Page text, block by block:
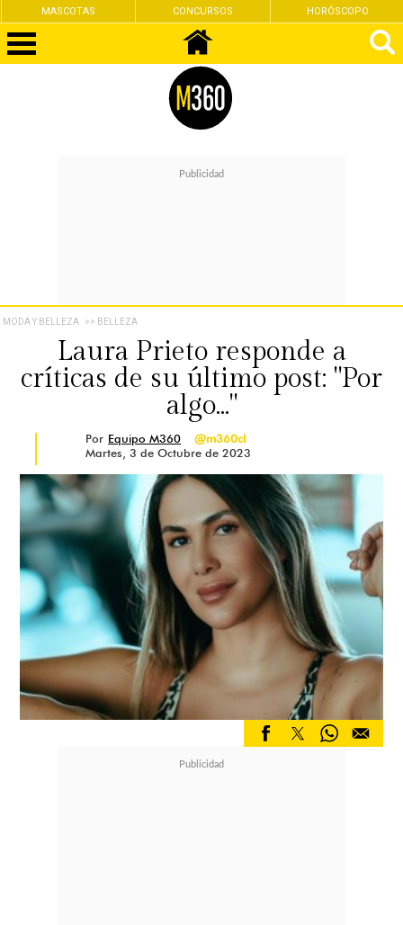
MASCOTAS CONCURSOS HORÓSCOPO
MODA Y BELLEZA >> BELLEZA
Laura Prieto responde a
críticas de su último post: "Por
algo..."
Por Equipo M360
@m360cl
Martes, 3 de Octubre de 2023